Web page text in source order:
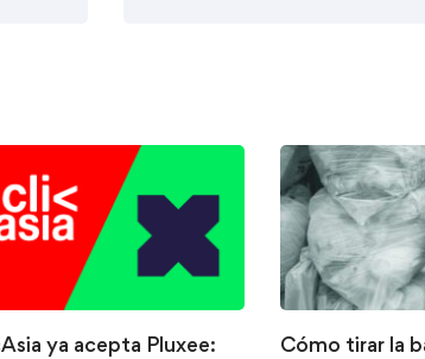
ya acepta Pluxee:
Cómo tirar la